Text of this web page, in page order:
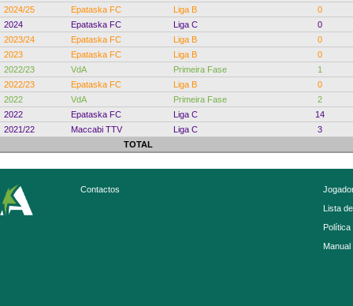
2024/25
Epataska FC Liga B
0
2024
Epataska FC Liga C
0
2023/24
Epataska FC Liga B
0
2023
Epataska FC Liga B
0
2022/23
VdA Primeira Fase
1
2022/23
Epataska FC Liga B
0
2022
VdA Primeira Fase
2
2022
Epataska FC Liga C
14
2021/22
Maccabi TTV Liga C
3
TOTAL
Contactos
Lista
Política